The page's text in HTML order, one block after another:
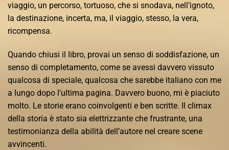
viaggio, un percorso, tortuoso, che si snodava, nell’ignoto,
la destinazione, incerta, ma, il viaggio, stesso, la vera,
ricompensa.
Quando chiusi il libro, provai un senso di soddisfazione, un
senso di completamento, come se avessi davvero vissuto
qualcosa di speciale, qualcosa che sarebbe italiano con me
a lungo dopo l’ultima pagina. Davvero buono, mi è piaciuto
molto. Le storie erano coinvolgenti e ben scritte. Il climax
della storia è stato sia elettrizzante che frustrante, una
testimonianza della abilità dell’autore nel creare scene
avvincenti.